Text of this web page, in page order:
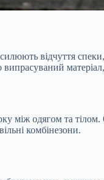
відчуття
між одягом та
комбінезони.